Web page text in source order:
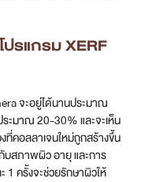
รแกรม XERF
จะอยู่ได้นานประมาณ
ระมาณ 20-30% และจะเห็น
ที่คอลลาเจนใหม่ถูกสร้างขึ้น
บสภาพผิว อายุ และการ
1 ครั้งจะช่วยรักษาผิวให้